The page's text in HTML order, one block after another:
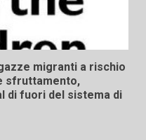
migranti a rischio
sfruttamento,
di fuori del sistema di